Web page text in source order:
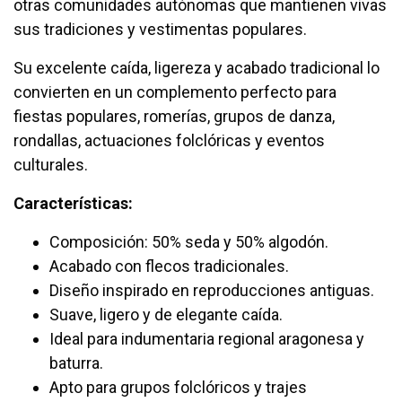
otras comunidades autónomas que mantienen vivas
sus tradiciones y vestimentas populares.
Su excelente caída, ligereza y acabado tradicional lo
convierten en un complemento perfecto para
fiestas populares, romerías, grupos de danza,
rondallas, actuaciones folclóricas y eventos
culturales.
Características:
Composición: 50% seda y 50% algodón.
Acabado con flecos tradicionales.
Diseño inspirado en reproducciones antiguas.
Suave, ligero y de elegante caída.
Ideal para indumentaria regional aragonesa y
baturra.
Apto para grupos folclóricos y trajes